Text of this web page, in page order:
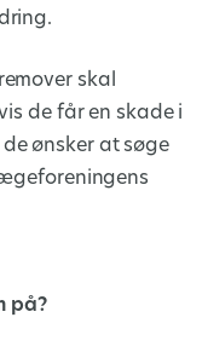
skal
de får en skade i
ønsker at søge
på?